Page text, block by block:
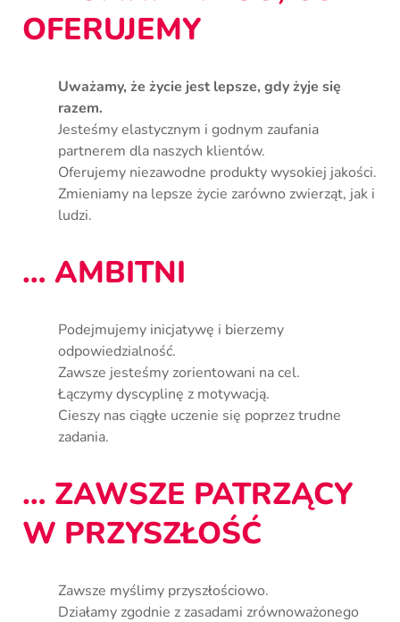
OFERUJEMY
Uważamy, że życie jest lepsze, gdy żyje się
razem.
Jesteśmy elastycznym i godnym zaufania
partnerem dla naszych klientów.
Oferujemy niezawodne produkty wysokiej jakości.
Zmieniamy na lepsze życie zarówno zwierząt, jak i
ludzi.
… AMBITNI
Podejmujemy inicjatywę i bierzemy
odpowiedzialność.
Zawsze jesteśmy zorientowani na cel.
Łączymy dyscyplinę z motywacją.
Cieszy nas ciągłe uczenie się poprzez trudne
zadania.
… ZAWSZE PATRZĄCY
W PRZYSZŁOŚĆ
Zawsze myślimy przyszłościowo.
Działamy zgodnie z zasadami zrównoważonego